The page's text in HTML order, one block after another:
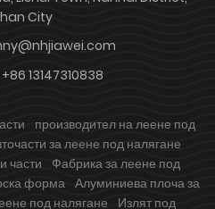
City
+86 13147310838
производител на леене под
за леене под налягане
части
Фабрика за леене под
форма Алуминиева плоча за
под налягане Излят под